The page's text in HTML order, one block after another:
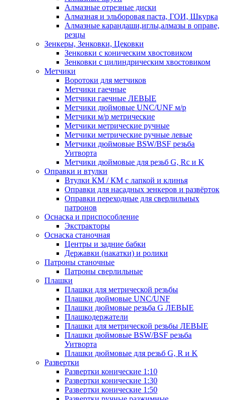
Алмазные отрезные диски
Алмазная и эльборовая паста, ГОИ, Шкурка
Алмазные карандаши,иглы,алмазы в оправе,
резцы
Зенкеры, Зенковки, Цековки
Зенковки с коническим хвостовиком
Зенковки с цилиндрическим хвостовиком
Метчики
Воротоки для метчиков
Метчики гаечные
Метчики гаечные ЛЕВЫЕ
Метчики дюймовые UNC/UNF м/р
Метчики м/р метрические
Метчики метрические ручные
Метчики метрические ручные левые
Метчики дюймовые BSW/BSF резьба
Уитворта
Метчики дюймовые для резьб G, Rc и K
Оправки и втулки
Втулки КМ / КМ с лапкой и клинья
Оправки для насадных зенкеров и развёрток
Оправки переходные для сверлильных
патронов
Оснаска и приспособление
Экстракторы
Оснаска станочная
Центры и задние бабки
Державки (накатки) и ролики
Патроны станочные
Патроны сверлильные
Плашки
Плашки для метрической резьбы
Плашки дюймовые UNC/UNF
Плашки дюймовые резьба G ЛЕВЫЕ
Плашкодержатели
Плашки для метрической резьбы ЛЕВЫЕ
Плашки дюймовые BSW/BSF резьба
Уитворта
Плашки дюймовые для резьб G, R и K
Развертки
Развертки конические 1:10
Развертки конические 1:30
Развертки конические 1:50